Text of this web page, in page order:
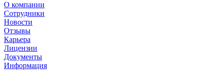
О компании
Сотрудники
Новости
Отзывы
Карьера
Лицензии
Документы
Информация